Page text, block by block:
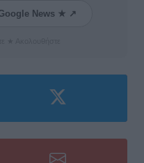
News ★ ↗